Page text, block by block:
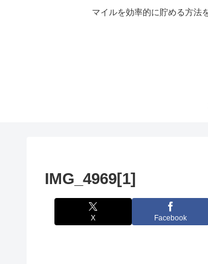
マイルを効率的に貯める方法
IMG_4969[1]
X Facebook